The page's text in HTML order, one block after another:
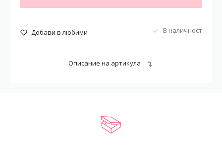
Добави в любими В наличност
Описание на артикула